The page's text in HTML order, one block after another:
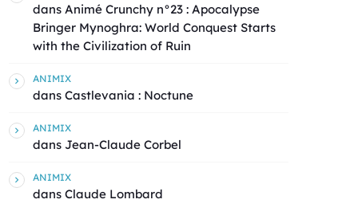
dans Animé Crunchy n°23 : Apocalypse
Bringer Mynoghra: World Conquest Starts
with the Civilization of Ruin
ANIMIX
dans Castlevania : Noctune
ANIMIX
dans Jean-Claude Corbel
ANIMIX
dans Claude Lombard